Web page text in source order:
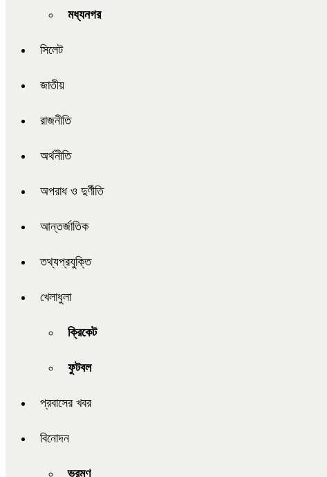
মধ্যনগর
সিলেট
জাতীয়
রাজনীতি
অর্থনীতি
অপরাধ ও দুর্ণীতি
আন্তর্জাতিক
তথ্যপ্রযুক্তি
খেলাধুলা
ক্রিকেট
ফুটবল
প্রবাসের খবর
বিনোদন
ভ্রমণ